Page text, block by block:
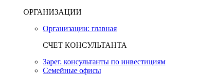
ОРГАНИЗАЦИИ
Организации: главная
СЧЕТ КОНСУЛЬТАНТА
Зарег. консультанты по инвестициям
Семейные офисы